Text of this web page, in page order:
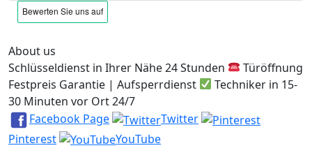
About us
Schlüsseldienst in Ihrer Nähe 24 Stunden
Türöffnung
Festpreis Garantie | Aufsperrdienst
Techniker in 15-
30 Minuten vor Ort 24/7
Facebook Page
Twitter
Pinterest
YouTube